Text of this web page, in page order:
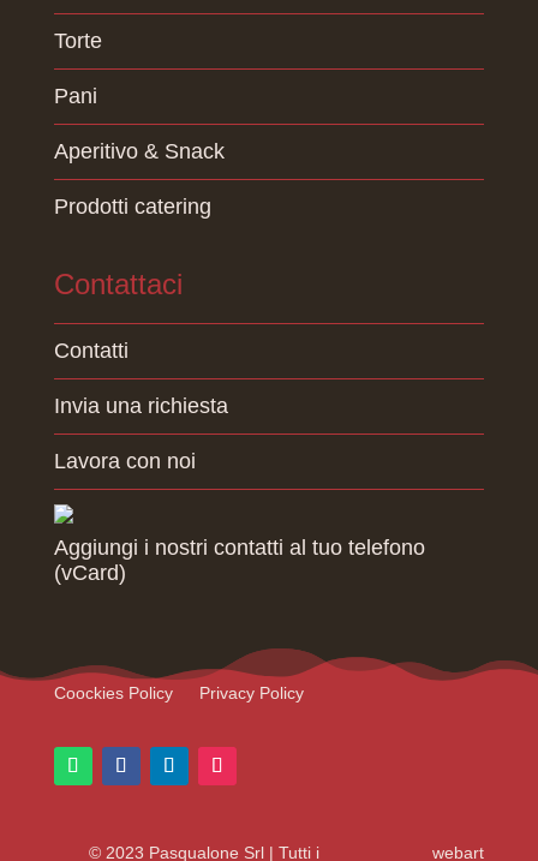
Torte
Pani
Aperitivo & Snack
Prodotti catering
Contattaci
Contatti
Invia una richiesta
Lavora con noi
Aggiungi i nostri contatti al tuo telefono
(vCard)
Coockies Policy Privacy Policy
© 2023 Pasqualone Srl | Tutti i
webart